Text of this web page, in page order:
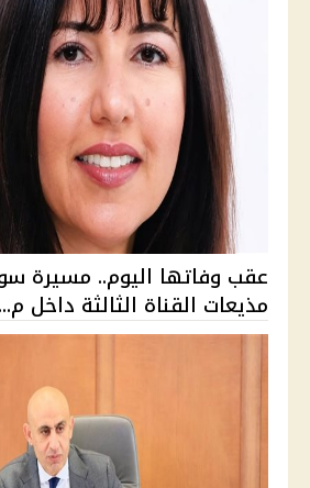
عقب وفاتها اليوم.. مسيرة
مذيعات القناة الثالثة داخل م...